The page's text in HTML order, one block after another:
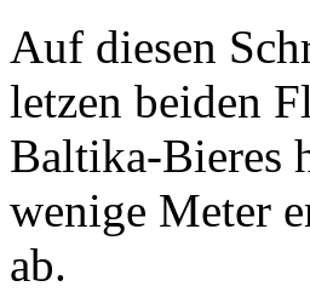
Auf diesen
letzen beiden
Baltika-Bieres
wenige Meter
ab.